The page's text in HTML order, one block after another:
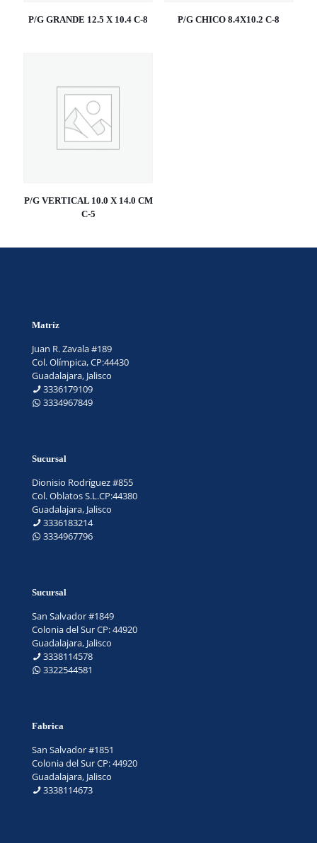
P/G GRANDE 12.5 X 10.4 C-8 P/G CHICO 8.4X10.2 C-8
P/G VERTICAL 10.0 X 14.0 CM
C-5
Matríz
Juan R. Zavala #189
Col. Olímpica, CP:44430
Guadalajara, Jalisco
3336179109
3334967849
Sucursal
Dionisio Rodríguez #855
Col. Oblatos S.L.CP:44380
Guadalajara, Jalisco
3336183214
3334967796
Sucursal
San Salvador #1849
Colonia del Sur CP: 44920
Guadalajara, Jalisco
3338114578
3322544581
Fabrica
San Salvador #1851
Colonia del Sur CP: 44920
Guadalajara, Jalisco
3338114673